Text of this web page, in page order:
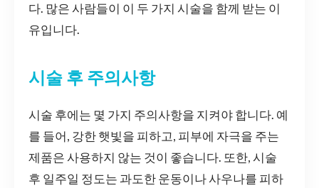
다. 많은 사람들이 이 두 가지 시술을 함께 받는 이
유입니다.
시술 후 주의사항
시술 후에는 몇 가지 주의사항을 지켜야 합니다. 예
를 들어, 강한 햇빛을 피하고, 피부에 자극을 주는
제품은 사용하지 않는 것이 좋습니다. 또한, 시술
후 일주일 정도는 과도한 운동이나 사우나를 피하